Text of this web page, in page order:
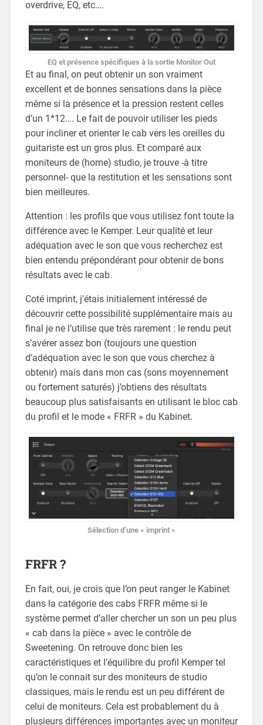
overdrive, EQ, etc….
EQ et présence spécifiques à la sortie Monitor Out
Et au final, on peut obtenir un son vraiment
excellent et de bonnes sensations dans la pièce
même si la présence et la pression restent celles
d’un 1*12…. Le fait de pouvoir utiliser les pieds
pour incliner et orienter le cab vers les oreilles du
guitariste est un gros plus. Et comparé aux
moniteurs de (home) studio, je trouve -à titre
personnel- que la restitution et les sensations sont
bien meilleures.
Attention : les profils que vous utilisez font toute la
différence avec le Kemper. Leur qualité et leur
adéquation avec le son que vous recherchez est
bien entendu prépondérant pour obtenir de bons
résultats avec le cab.
Coté imprint, j’étais initialement intéressé de
découvrir cette possibilité supplémentaire mais au
final je ne l’utilise que très rarement : le rendu peut
s’avérer assez bon (toujours une question
d’adéquation avec le son que vous cherchez à
obtenir) mais dans mon cas (sons moyennement
ou fortement saturés) j’obtiens des résultats
beaucoup plus satisfaisants en utilisant le bloc cab
du profil et le mode « FRFR » du Kabinet.
Sélection d’une « imprint »
FRFR ?
En fait, oui, je crois que l’on peut ranger le Kabinet
dans la catégorie des cabs FRFR même si le
système permet d’aller chercher un son un peu plus
« cab dans la pièce » avec le contrôle de
Sweetening. On retrouve donc bien les
caractéristiques et l’équilibre du profil Kemper tel
qu’on le connait sur des moniteurs de studio
classiques, mais le rendu est un peu différent de
celui de moniteurs. Cela est probablement du à
plusieurs différences importantes avec un moniteur